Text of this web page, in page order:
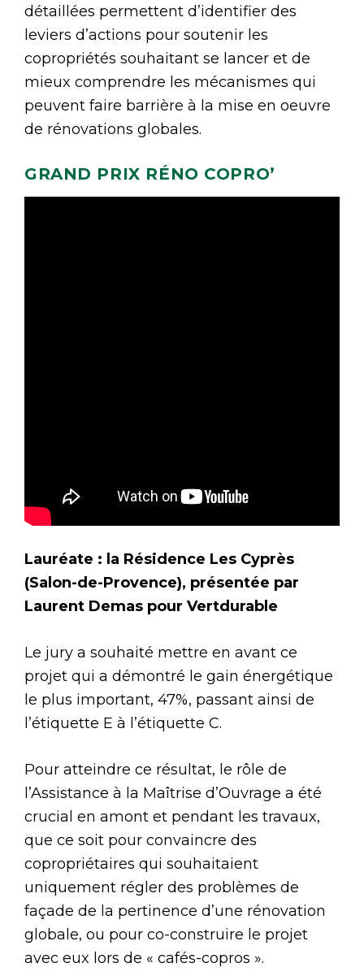
détaillées permettent d’identifier des
leviers d’actions pour soutenir les
copropriétés souhaitant se lancer et de
mieux comprendre les mécanismes qui
peuvent faire barrière à la mise en oeuvre
de rénovations globales.
GRAND PRIX RÉNO COPRO’
Lauréate : la Résidence Les Cyprès
(Salon-de-Provence), présentée par
Laurent Demas pour Vertdurable
Le jury a souhaité mettre en avant ce
projet qui a démontré le gain énergétique
le plus important, 47%, passant ainsi de
l’étiquette E à l’étiquette C.
Pour atteindre ce résultat, le rôle de
l’Assistance à la Maîtrise d’Ouvrage a été
crucial en amont et pendant les travaux,
que ce soit pour convaincre des
copropriétaires qui souhaitaient
uniquement régler des problèmes de
façade de la pertinence d’une rénovation
globale, ou pour co-construire le projet
avec eux lors de « cafés-copros ».